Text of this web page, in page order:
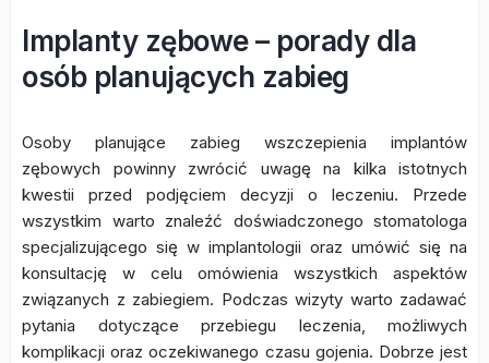
Implanty zębowe – porady dla
osób planujących zabieg
Osoby planujące zabieg wszczepienia implantów
zębowych powinny zwrócić uwagę na kilka istotnych
kwestii przed podjęciem decyzji o leczeniu. Przede
wszystkim warto znaleźć doświadczonego stomatologa
specjalizującego się w implantologii oraz umówić się na
konsultację w celu omówienia wszystkich aspektów
związanych z zabiegiem. Podczas wizyty warto zadawać
pytania dotyczące przebiegu leczenia, możliwych
komplikacji oraz oczekiwanego czasu gojenia. Dobrze jest